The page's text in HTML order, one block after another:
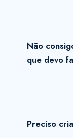
Não
que devo
Preciso